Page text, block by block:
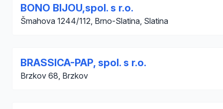
BONO BIJOU,spol. s r.o.
Šmahova 1244/112, Brno-Slatina, Slatina
BRASSICA-PAP, spol. s r.o.
Brzkov 68, Brzkov